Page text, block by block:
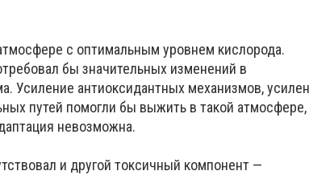
с оптимальным уровнем кислорода.
бы значительных изменений в
Усиление антиоксидантных механизмов,
путей помогли бы выжить в такой
невозможна.
и другой токсичный компонент —